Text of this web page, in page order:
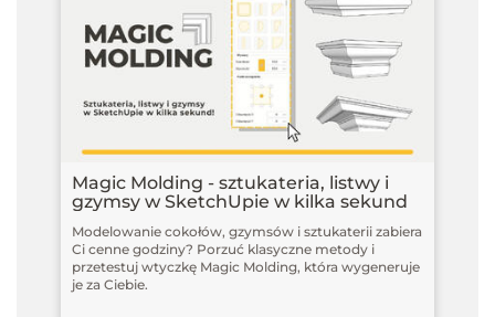
Magic Molding - sztukateria, listwy i
gzymsy w SketchUpie w kilka sekund
Modelowanie cokołów, gzymsów i sztukaterii zabiera
Ci cenne godziny? Porzuć klasyczne metody i
przetestuj wtyczkę Magic Molding, która wygeneruje
je za Ciebie.